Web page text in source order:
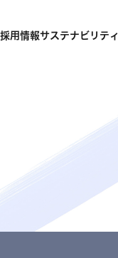
採用情報サステナビリティ